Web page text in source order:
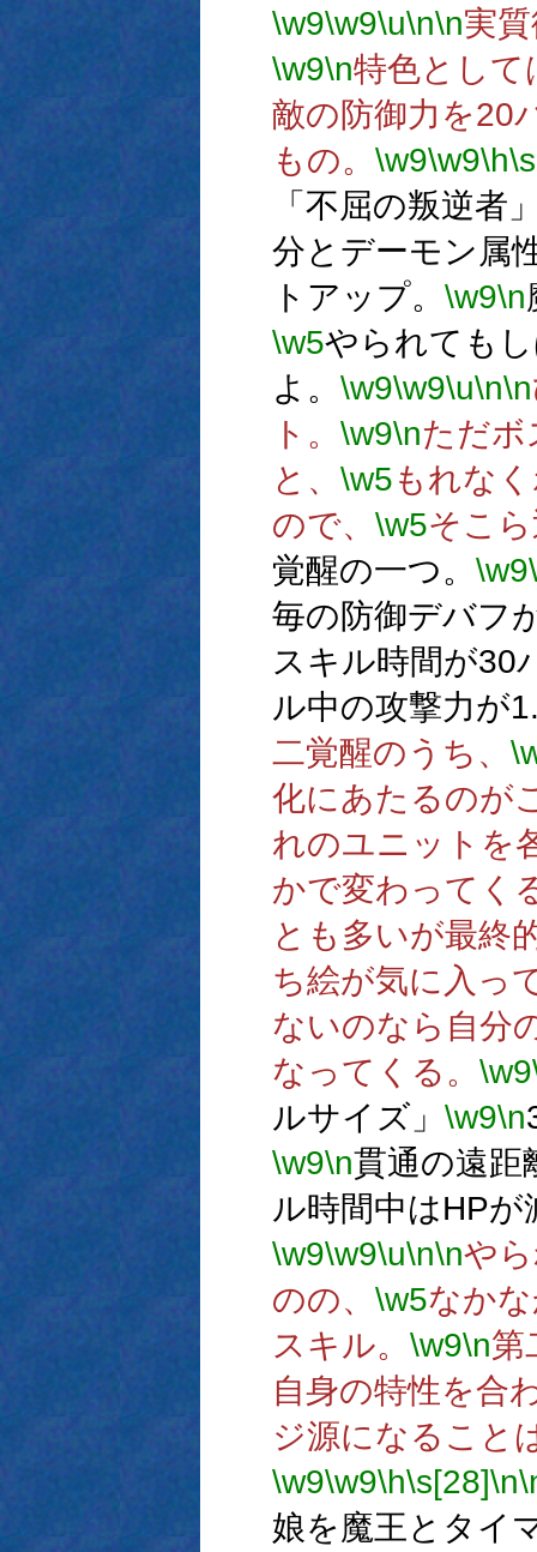
\w9\w9\u\n\n実
\w9\n特色として
敵の防御力を20
もの。 \w9\w9\h
「不屈の叛逆者
分とデーモン属
トアップ。 \w9\n
\w5やられても
よ。 \w9\w9\u\n\n
ト。 \w9\nただボ
と、 \w5もれな
ので、 \w5そこ
覚醒の一つ。 \w9
毎の防御デバフ
スキル時間が30
ル中の攻撃力が
二覚醒のうち、
化にあたるのが
れのユニットを
かで変わってく
とも多いが最終
ち絵が気に入っ
ないのなら自分
なってくる。 \w9
ルサイズ」 \w9\n
\w9\n貫通の遠距
ル時間中はHP
\w9\w9\u\n\nや
のの、 \w5なか
スキル。 \w9\n第
自身の特性を合
ジ源になること
\w9\w9\h\s[28]\n
娘を魔王とタイ